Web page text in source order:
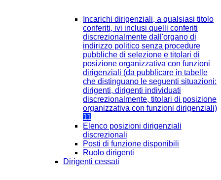
Incarichi dirigenziali, a qualsiasi titolo
conferiti, ivi inclusi quelli conferiti
discrezionalmente dall'organo di
indirizzo politico senza procedure
pubbliche di selezione e titolari di
posizione organizzativa con funzioni
dirigenziali (da pubblicare in tabelle
che distinguano le seguenti situazioni:
dirigenti, dirigenti individuati
discrezionalmente, titolari di posizione
organizzativa con funzioni dirigenziali)
11
Elenco posizioni dirigenziali
discrezionali
Posti di funzione disponibili
Ruolo dirigenti
Dirigenti cessati